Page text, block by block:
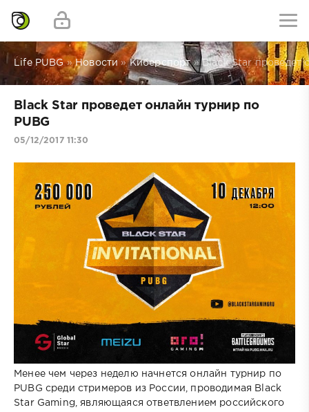
Life PUBG»Новости »Киберспорт» Black Star проведет
Black Star проведет онлайн турнир по
PUBG
05/12/2017 11:30
Менее чем через неделю начнется онлайн турнир по
PUBG среди стримеров из России, проводимая Black
Star Gaming, являющаяся ответвлением российского